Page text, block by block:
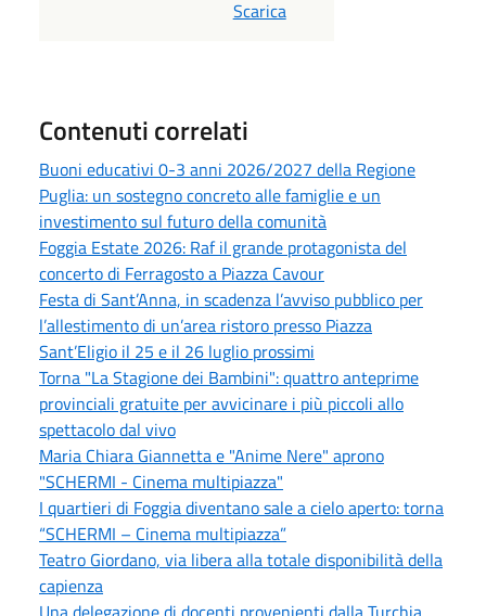
Scarica
Contenuti correlati
Buoni educativi 0-3 anni 2026/2027 della Regione
Puglia: un sostegno concreto alle famiglie e un
investimento sul futuro della comunità
Foggia Estate 2026: Raf il grande protagonista del
concerto di Ferragosto a Piazza Cavour
Festa di Sant’Anna, in scadenza l’avviso pubblico per
l’allestimento di un’area ristoro presso Piazza
Sant’Eligio il 25 e il 26 luglio prossimi
Torna "La Stagione dei Bambini": quattro anteprime
provinciali gratuite per avvicinare i più piccoli allo
spettacolo dal vivo
Maria Chiara Giannetta e "Anime Nere" aprono
"SCHERMI - Cinema multipiazza"
I quartieri di Foggia diventano sale a cielo aperto: torna
“SCHERMI – Cinema multipiazza”
Teatro Giordano, via libera alla totale disponibilità della
capienza